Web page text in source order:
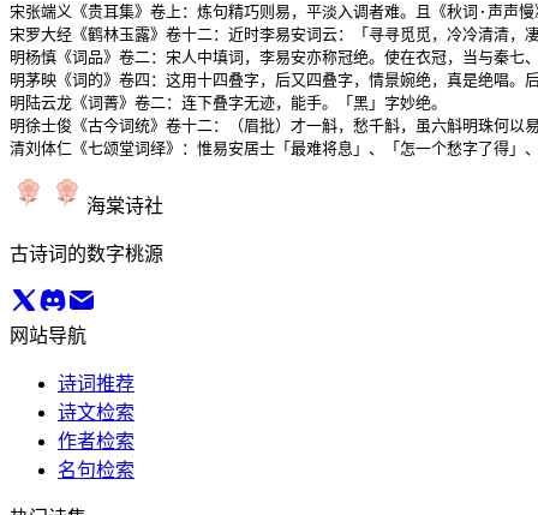
宋张端义《贵耳集》卷上：炼句精巧则易，平淡入调者难。且《秋词·声声
宋罗大经《鹤林玉露》卷十二：近时李易安词云：「寻寻觅觅，冷冷清清
明杨慎《词品》卷二：宋人中填词，李易安亦称冠绝。使在衣冠，当与秦
明茅映《词的》卷四：这用十四叠字，后又四叠字，情景婉绝，真是绝唱。
明陆云龙《词菁》卷二：连下叠字无迹，能手。「黑」字妙绝。
明徐士俊《古今词统》卷十二：（眉批）才一斛，愁千斛，虽六斛明珠何以
清刘体仁《七颂堂词绎》：惟易安居士「最难将息」、「怎一个愁字了得
海棠诗社
古诗词的数字桃源
网站导航
诗词推荐
诗文检索
作者检索
名句检索